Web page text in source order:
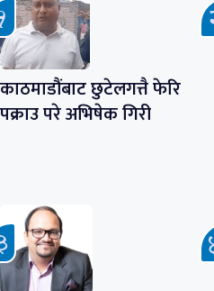
काठमाडौंबाट छुटेलगत्तै फेरि
पक्राउ परे अभिषेक गिरी